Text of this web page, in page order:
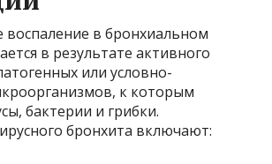
в бронхиальном
в результате активного
или условно-
к которым
бактерии и грибки.
бронхита включают: